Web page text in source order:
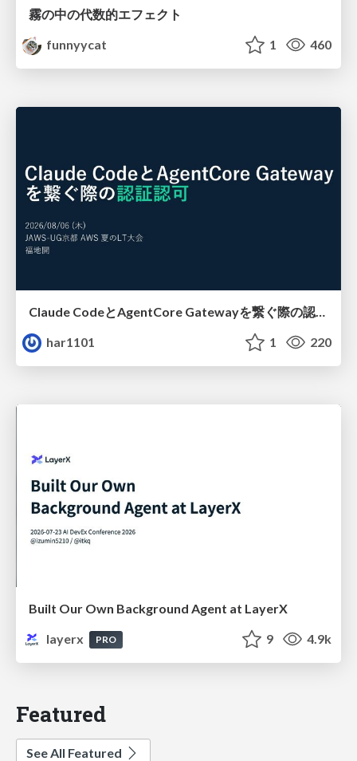
霧の中の代数的エフェクト
funnyycat
1 460
har1101
1 220
Built Our Own Background Agent at LayerX
layerx
PRO 9 4.9k
Featured
See All Featured